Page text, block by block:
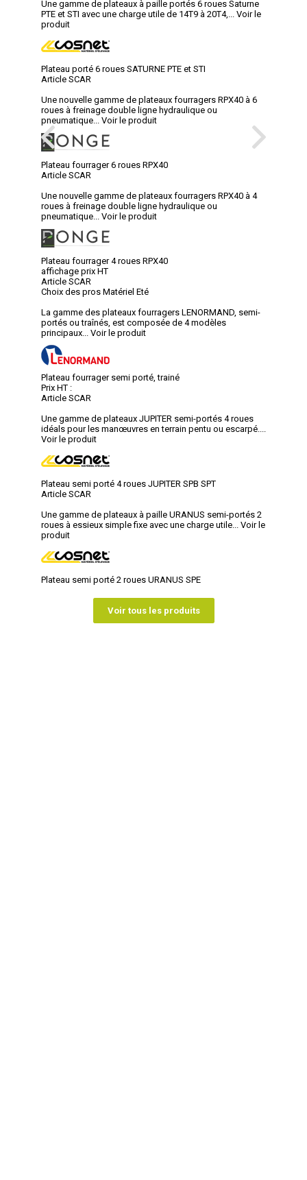
Une gamme de plateaux à paille portés 6 roues Saturne
PTE et STI avec une charge utile de 14T9 à 20T4,...
Voir le
produit
Plateau porté 6 roues SATURNE PTE et STI
Article SCAR
Une nouvelle gamme de plateaux fourragers RPX40 à 6
roues à freinage double ligne hydraulique ou
pneumatique...
Voir le produit
Plateau fourrager 6 roues RPX40
Article SCAR
Une nouvelle gamme de plateaux fourragers RPX40 à 4
roues à freinage double ligne hydraulique ou
pneumatique...
Voir le produit
Plateau fourrager 4 roues RPX40
affichage prix HT
Article SCAR
Choix des pros Matériel Eté
La gamme des plateaux fourragers LENORMAND, semi-
portés ou traînés, est composée de 4 modèles
principaux...
Voir le produit
Plateau fourrager semi porté, trainé
Prix HT :
Article SCAR
Une gamme de plateaux JUPITER semi-portés 4 roues
idéals pour les manœuvres en terrain pentu ou escarpé....
Voir le produit
Plateau semi porté 4 roues JUPITER SPB SPT
Article SCAR
Une gamme de plateaux à paille URANUS semi-portés 2
roues à essieux simple fixe avec une charge utile...
Voir le
produit
Plateau semi porté 2 roues URANUS SPE
Voir tous les produits